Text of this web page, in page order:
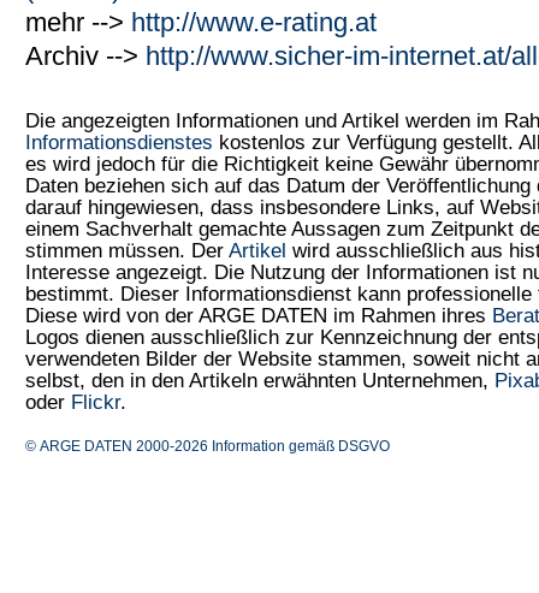
mehr --> http://www.e-rating.at
Archiv --> http://www.sicher-im-internet.at/
Die angezeigten Informationen und Artikel werden im
Informationsdienstes kostenlos zur Verfügung gestellt.
es wird jedoch für die Richtigkeit keine Gewähr
Daten beziehen sich auf das Datum der
darauf hingewiesen, dass insbesondere Links, auf
einem Sachverhalt gemachte Aussagen zum Zeitpunkt
stimmen müssen. Der Artikel wird ausschließlich aus
Interesse angezeigt. Die Nutzung der Informationen ist
bestimmt. Dieser Informationsdienst kann
Diese wird von der ARGE DATEN im Rahmen ihres
Logos dienen ausschließlich zur Kennzeichnung der
verwendeten Bilder der Website stammen, soweit nicht
selbst, den in den Artikeln erwähnten Unternehmen,
oder Flickr.
© ARGE DATEN 2000-2026 Information gemäß DSGVO